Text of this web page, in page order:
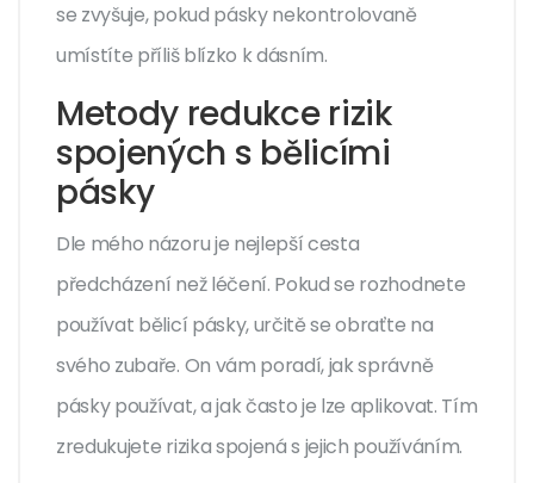
se zvyšuje, pokud pásky nekontrolovaně
umístíte příliš blízko k dásním.
Metody redukce rizik
spojených s bělicími
pásky
Dle mého názoru je nejlepší cesta
předcházení než léčení. Pokud se rozhodnete
používat bělicí pásky, určitě se obraťte na
svého zubaře. On vám poradí, jak správně
pásky používat, a jak často je lze aplikovat. Tím
zredukujete rizika spojená s jejich používáním.